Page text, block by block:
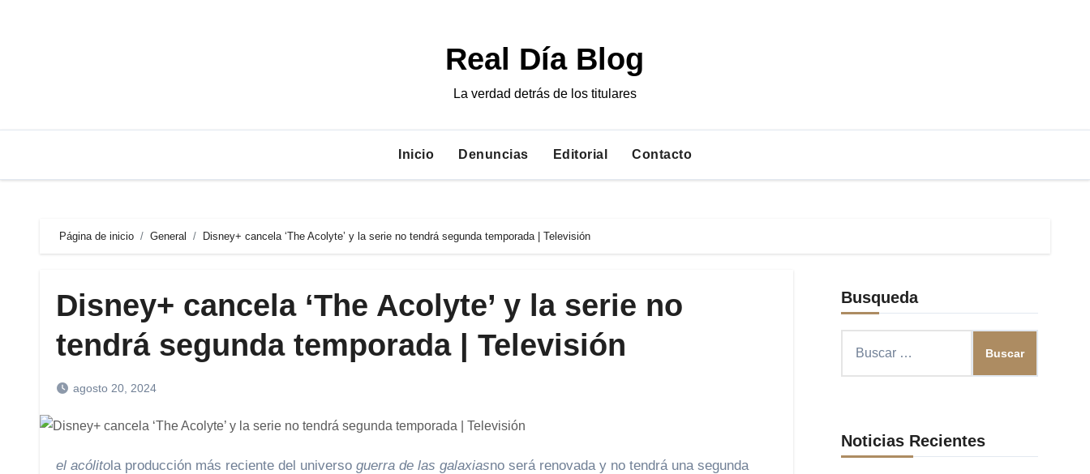
Real Día Blog
La verdad detrás de los titulares
Inicio Denuncias Editorial Contacto
Página de inicio General Disney+ cancela ‘The Acolyte’ y la serie no tendrá segunda temporada | Televisión
Disney+ cancela ‘The Acolyte’ y la serie no
tendrá segunda temporada | Televisión
agosto 20, 2024
el acólitola producción más reciente del universo guerra de las galaxiasno será renovada y no tendrá una segunda
Busqueda
Noticias Recientes